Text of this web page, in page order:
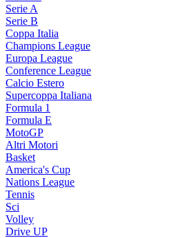
Serie A
Serie B
Coppa Italia
Champions League
Europa League
Conference League
Calcio Estero
Supercoppa Italiana
Formula 1
Formula E
MotoGP
Altri Motori
Basket
America's Cup
Nations League
Tennis
Sci
Volley
Drive UP